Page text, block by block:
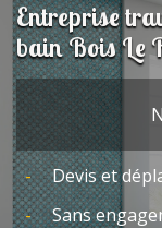
Entreprise
bain Bois Le
Devis et
Sans